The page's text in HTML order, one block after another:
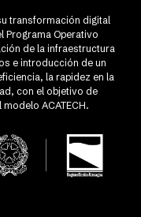
transformación digital
Programa Operativo
de la infraestructura
e introducción de un
la rapidez en la
con el objetivo de
ACATECH.